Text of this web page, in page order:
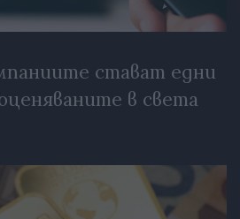
стават едни
в света